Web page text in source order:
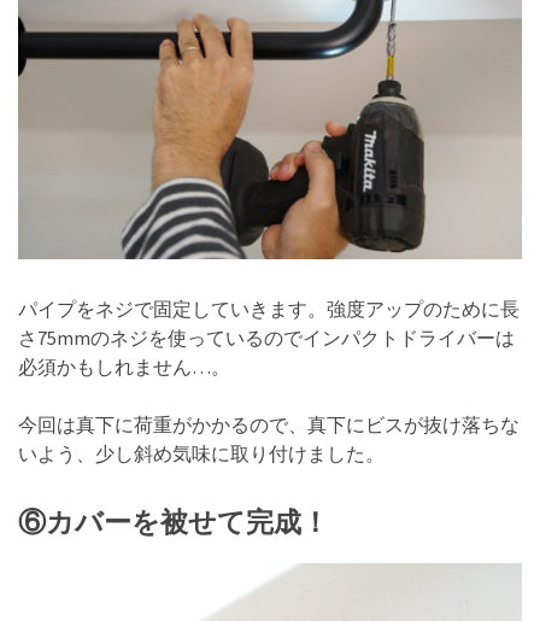
パイプをネジで固定していきます。強度アップのために長
さ75mmのネジを使っているのでインパクトドライバーは
必須かもしれません…。
今回は真下に荷重がかかるので、真下にビスが抜け落ちな
いよう、少し斜め気味に取り付けました。
⑥カバーを被せて完成！